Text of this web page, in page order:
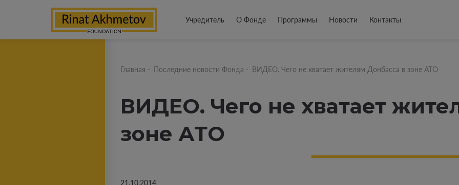
Учредитель О Фонде Программы Новости Контакты
Главная - Последние новости Фонда - ВИДЕО. Чего не хватает жителям Донбасса в зоне АТО
ВИДЕО. Чего не хватает
зоне АТО
21.10.2014